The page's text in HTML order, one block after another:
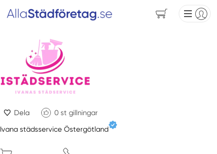
Dela 0 st gillningar
Ivana städsservice Östergötland